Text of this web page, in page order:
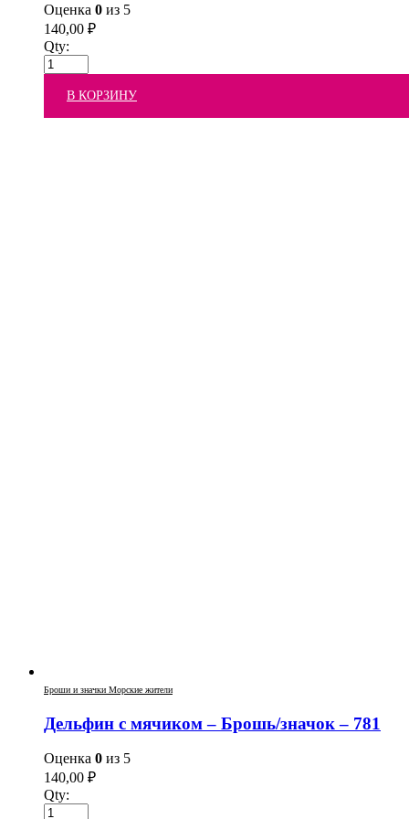
Оценка 0 из 5
140,00 ₽
Qty:
В КОРЗИНУ
Броши и значки Морские жители
Дельфин с мячиком – Брошь/значок – 781
Оценка 0 из 5
140,00 ₽
Qty: